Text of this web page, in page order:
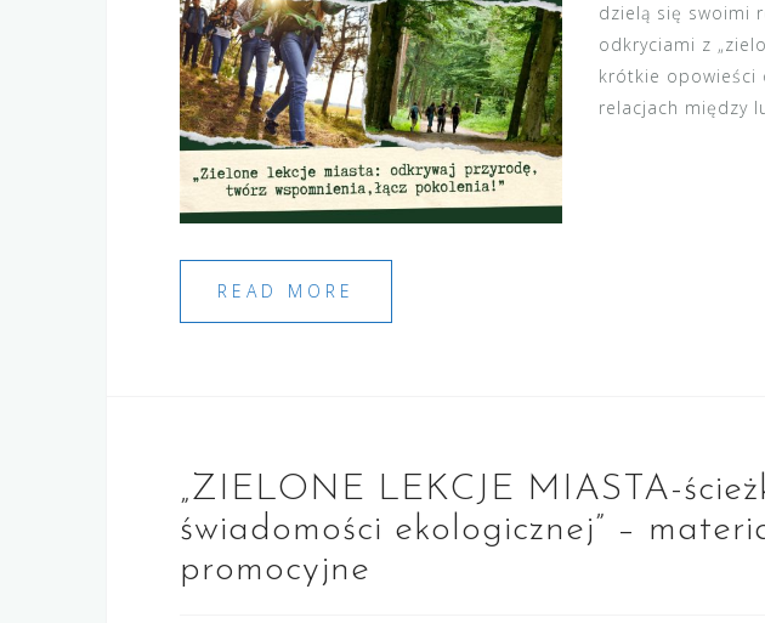
dzielą się swoimi
odkryciami z
krótkie opowieści
relacjach między
READ MORE
„ZIELONE LEKCJE MIASTA-
świadomości ekologicznej” –
promocyjne